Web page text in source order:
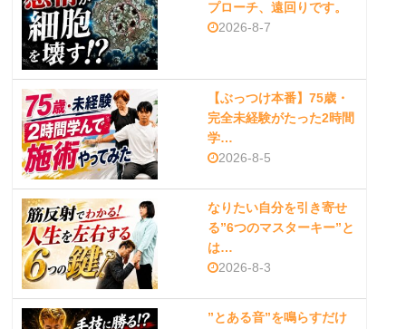
プローチ、遠回りです。
2026-8-7
【ぶっつけ本番】75歳・
完全未経験がたった2時間
学…
2026-8-5
なりたい自分を引き寄せ
る”6つのマスターキー”と
は…
2026-8-3
”とある音”を鳴らすだけ